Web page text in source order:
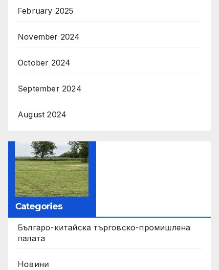
February 2025
November 2024
October 2024
September 2024
August 2024
Categories
Българо-китайска търговско-промишлена
палата
Новини